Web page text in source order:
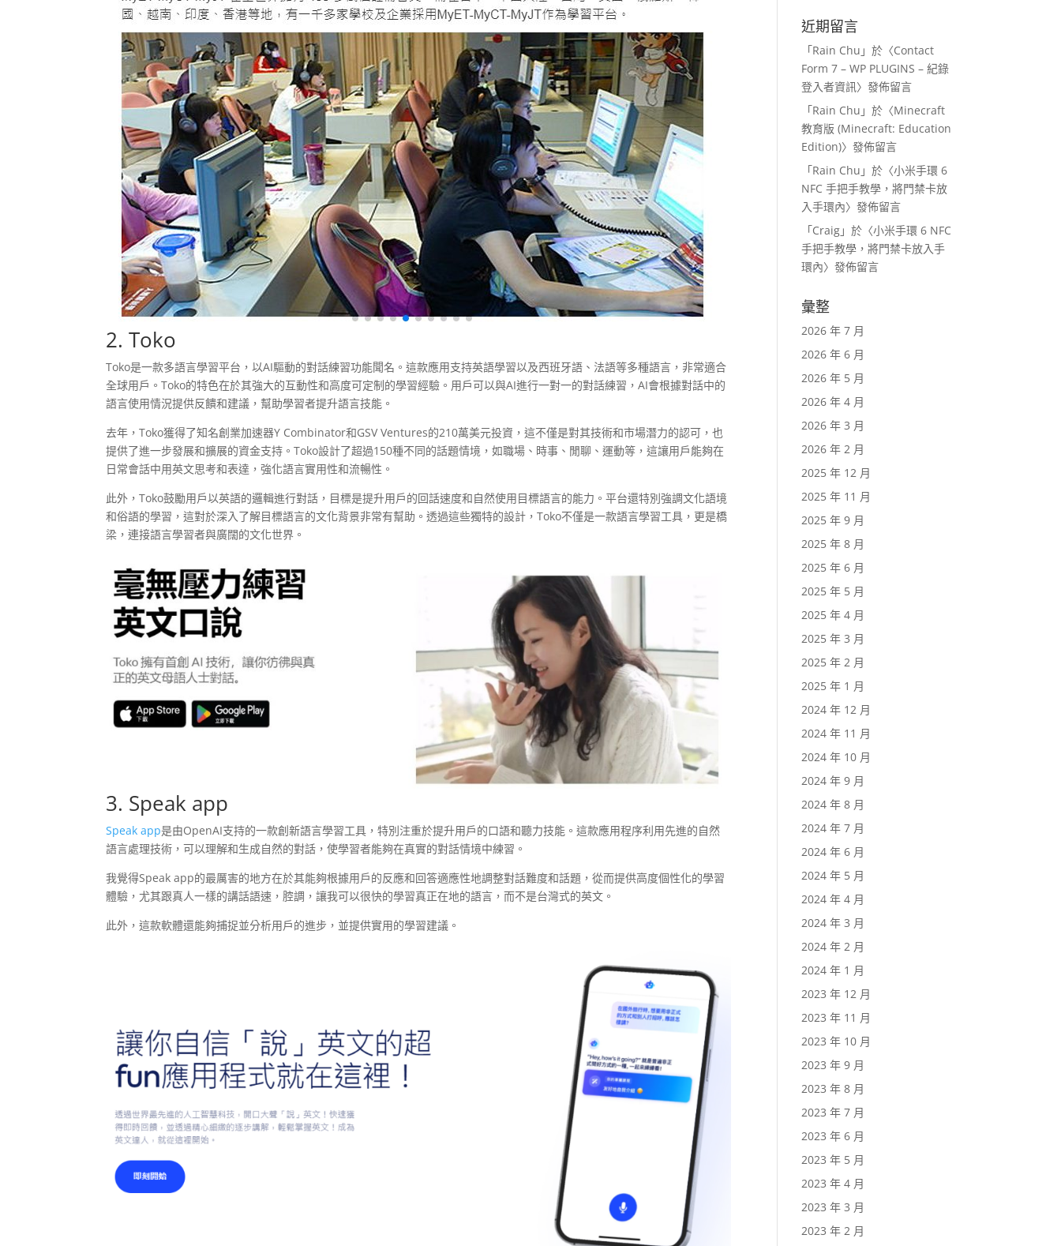
2.Toko
Toko是一款多語言學習平台，以AI驅動的對話練習功能聞名。這款應用支持英語學習以及西班牙語、法語等多種語言，非常適合
全球用戶。Toko的特色在於其強大的互動性和高度可定制的學習經驗。用戶可以與AI進行一對一的對話練習，AI會根據對話中的
語言使用情況提供反饋和建議，幫助學習者提升語言技能。
去年，Toko獲得了知名創業加速器Y Combinator和GSV Ventures的210萬美元投資，這不僅是對其技術和市場潛力的認可，也
提供了進一步發展和擴展的資金支持。Toko設計了超過150種不同的話題情境，如職場、時事、閒聊、運動等，這讓用戶能夠在
日常會話中用英文思考和表達，強化語言實用性和流暢性。
此外，Toko鼓勵用戶以英語的邏輯進行對話，目標是提升用戶的回話速度和自然使用目標語言的能力。平台還特別強調文化語境
和俗語的學習，這對於深入了解目標語言的文化背景非常有幫助。透過這些獨特的設計，Toko不僅是一款語言學習工具，更是橋
梁，連接語言學習者與廣闊的文化世界。
3. Speak app
Speak app是由OpenAI支持的一款創新語言學習工具，特別注重於提升用戶的口語和聽力技能。這款應用程序利用先進的自然
語言處理技術，可以理解和生成自然的對話，使學習者能夠在真實的對話情境中練習。
我覺得Speak app的最厲害的地方在於其能夠根據用戶的反應和回答適應性地調整對話難度和話題，從而提供高度個性化的學習
體驗，尤其跟真人一樣的講話語速，腔調，讓我可以很快的學習真正在地的語言，而不是台灣式的英文。
此外，這款軟體還能夠捕捉並分析用戶的進步，並提供實用的學習建議。
近期留言
「Rain Chu 」於〈Contact
Form 7 – WP PLUGINS – 紀錄
登入者資訊〉發佈留言
「Rain Chu 」於〈Minecraft
教育版 (Minecraft: Education
Edition)〉發佈留言
「Rain Chu 」於〈小米手環 6
NFC 手把手教學，將門禁卡放
入手環內〉發佈留言
「Craig 」於〈小米手環 6 NFC
手把手教學，將門禁卡放入手
環內〉發佈留言
彙整
2026 年 7 月
2026 年 6 月
2026 年 5 月
2026 年 4 月
2026 年 3 月
2026 年 2 月
2025 年 12 月
2025 年 11 月
2025 年 9 月
2025 年 8 月
2025 年 6 月
2025 年 5 月
2025 年 4 月
2025 年 3 月
2025 年 2 月
2025 年 1 月
2024 年 12 月
2024 年 11 月
2024 年 10 月
2024 年 9 月
2024 年 8 月
2024 年 7 月
2024 年 6 月
2024 年 5 月
2024 年 4 月
2024 年 3 月
2024 年 2 月
2024 年 1 月
2023 年 12 月
2023 年 11 月
2023 年 10 月
2023 年 9 月
2023 年 8 月
2023 年 7 月
2023 年 6 月
2023 年 5 月
2023 年 4 月
2023 年 3 月
2023 年 2 月